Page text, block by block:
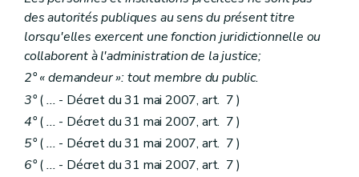
Art. R 100
Section 2 Agrément des laboratoires – AGW du 5 décembre 2008, art. 1
Art. R 101
Art. R 102
Art. R 103
Art. R 105
Section 3 Protocoles d'analyse – AGW du 5 décembre 2008, art. 1
Art. R 106
Art. R 107
Art. R 108
des autorités publiques au sens du présent titre
lorsqu'elles exercent une fonction juridictionnelle ou
collaborent à l'administration de la justice;
2° « demandeur »: tout membre du public.
3°(... - Décret du 31 mai 2007, art. 7 )
4°(... - Décret du 31 mai 2007, art. 7 )
5°(... - Décret du 31 mai 2007, art. 7 )
6°(... - Décret du 31 mai 2007, art. 7 )